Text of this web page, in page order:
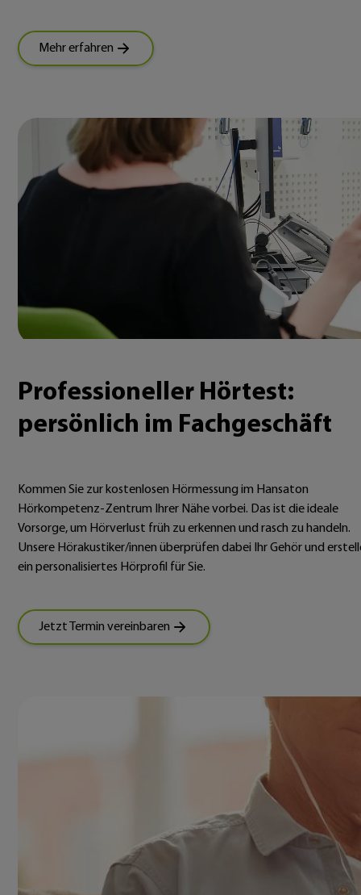
Mehr erfahren
Professioneller Hörtest:
persönlich im Fachgeschäft
Kommen Sie zur kostenlosen Hörmessung im Hansaton
Hörkompetenz-Zentrum Ihrer Nähe vorbei. Das ist die ideale
Vorsorge, um Hörverlust früh zu erkennen und rasch zu handeln.
Unsere Hörakustiker/innen überprüfen dabei Ihr Gehör und
ein personalisiertes Hörprofil für Sie.
Jetzt Termin vereinbaren